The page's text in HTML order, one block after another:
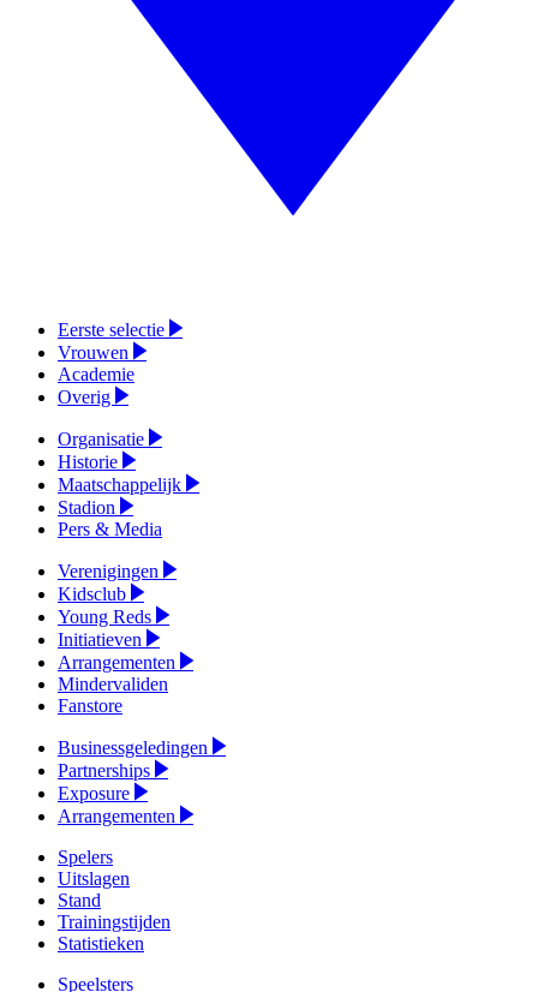
Eerste selectie
Vrouwen
Academie
Overig
Organisatie
Historie
Maatschappelijk
Stadion
Pers & Media
Verenigingen
Kidsclub
Young Reds
Initiatieven
Arrangementen
Mindervaliden
Fanstore
Businessgeledingen
Partnerships
Exposure
Arrangementen
Spelers
Uitslagen
Stand
Trainingstijden
Statistieken
Speelsters